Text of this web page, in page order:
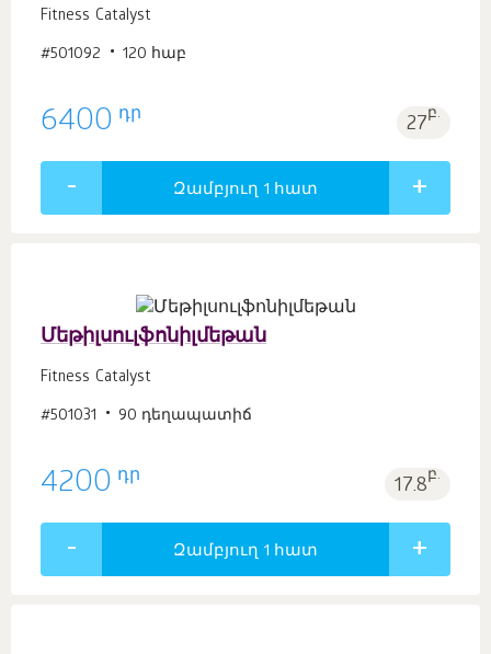
Fitness Catalyst
#501092 120 հաբ
6400 դր 27բ.
Զամբյուղ 1 հատ
Մեթիլսուլֆոնիլմեթան
Fitness Catalyst
#501031 90 դեղապատիճ
4200 դր 17.8բ.
Զամբյուղ 1 հատ